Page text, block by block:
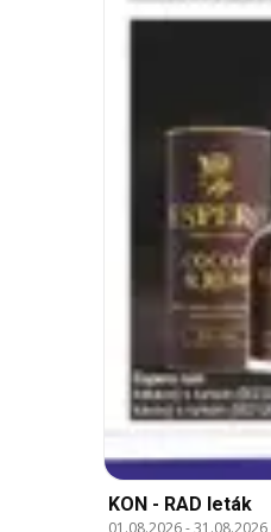
KON - RAD leták